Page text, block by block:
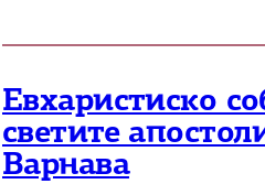
Евхаристиско
светите
Варнава